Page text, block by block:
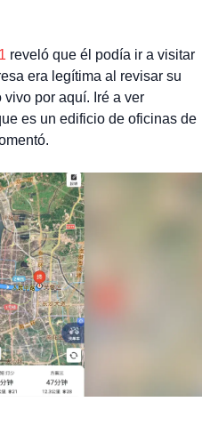
reveló que él podía ir a visitar
era legítima al revisar su
vivo por aquí. Iré a ver
es un edificio de oficinas de